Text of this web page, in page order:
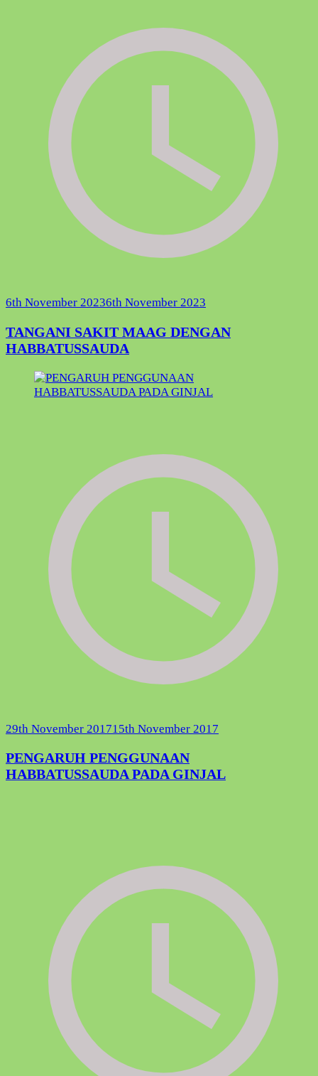
6th November 20236th November 2023
TANGANI SAKIT MAAG DENGAN
HABBATUSSAUDA
29th November 201715th November 2017
PENGARUH PENGGUNAAN
HABBATUSSAUDA PADA GINJAL